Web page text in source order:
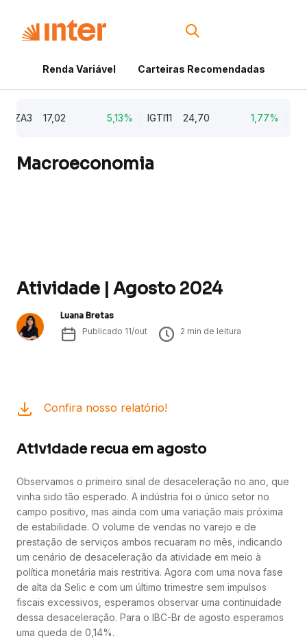
Renda Variável Carteiras Recomendadas
17,02 5,13% IGTI11 24,70 1,77% NATU3
Macroeconomia
Atividade | Agosto 2024
Luana Bretas
Publicado 11/out 2 min de leitura
Confira nosso relatório!
Atividade recua em agosto
Observamos o primeiro sinal de desaceleração no ano, que
vinha sido tão esperado. A indústria foi o único setor no
campo positivo, mas ainda com uma variação mais próxima
de estabilidade. O volume de vendas no varejo e de
prestação de serviços ambos recuaram no mês, indicando
um cenário de desaceleração da atividade em meio à
política monetária mais restritiva. Agora com uma nova fase
de alta da Selic e com um último trimestre sem impulsos
fiscais excessivos, esperamos observar uma continuidade
dessa desaceleração. Para o IBC-Br de agosto esperamos
uma queda de 0,14%.